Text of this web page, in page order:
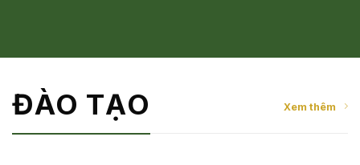
ĐÀO TẠO Xem thêm